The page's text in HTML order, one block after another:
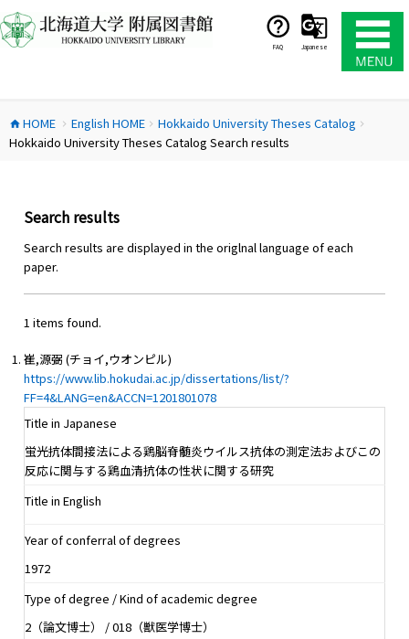
ン
テ
ス
キ
FAQ Japanese
home HOME chevron_right English HOMEchevron_right Hokkaido University Theses Catalog chevron_right
Hokkaido University Theses Catalog Search results
Search results
Search results are displayed in the origlnal language of each
paper.
1 items found.
崔,源弼 (チョイ,ウオンピル)
https://www.lib.hokudai.ac.jp/dissertations/list/?
FF=4&LANG=en&ACCN=1201801078
Title in Japanese
蛍光抗体間接法による鶏脳脊髄炎ウイルス抗体の測定法およびこの
反応に関与する鶏血清抗体の性状に関する研究
Title in English
Year of conferral of degrees
1972
Type of degree / Kind of academic degree
2（論文博士） / 018（獣医学博士）